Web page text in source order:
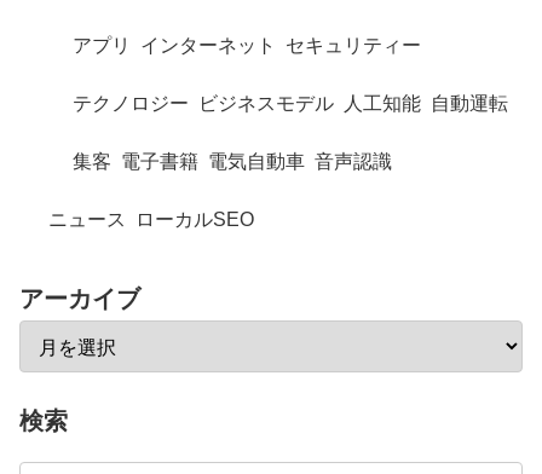
アプリ インターネット セキュリティー
テクノロジー ビジネスモデル 人工知能 自動運転
集客 電子書籍 電気自動車 音声認識
ニュース ローカルSEO
アーカイブ
検索